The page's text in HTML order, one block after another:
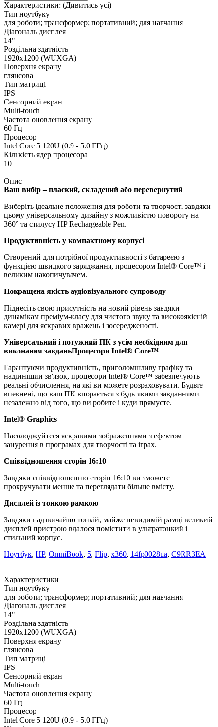
Характеристики: (Дивитись усі)
Тип ноутбуку
для роботи; трансформер; портативний; для навчання
Діагональ дисплея
14"
Роздільна здатність
1920x1200 (WUXGA)
Поверхня екрану
глянсова
Тип матриці
IPS
Сенсорний екран
Multi-touch
Частота оновлення екрану
60 Гц
Процесор
Intel Core 5 120U (0.9 - 5.0 ГГц)
Кількість ядер процесора
10
Опис
Ваш вибір – плаский, складений або перевернутий
Виберіть ідеальне положення для роботи та творчості завдяки
цьому універсальному дизайну з можливістю повороту на
360° та стилусу HP Rechargeable Pen.
Продуктивність у компактному корпусі
Створений для потрібної продуктивності з батареєю з
функцією швидкого заряджання, процесором Intel® Core™ і
великим накопичувачем.
Покращена якість аудіовізуального супроводу
Піднесіть свою присутність на новий рівень завдяки
динамікам преміум-класу для чистого звуку та високоякісній
камері для яскравих вражень і зосередженості.
Універсальний і потужний ПК з усім необхідним для
виконання завданьПроцесори Intel® Core™
Гарантуючи продуктивність, приголомшливу графіку та
надійніший зв'язок, процесори Intel® Core™ забезпечують
реальні обчислення, на які ви можете розраховувати. Будьте
впевнені, що ваш ПК впорається з будь-якими завданнями,
незалежно від того, що ви робите і куди прямуєте.
Intel® Graphics
Насолоджуйтеся яскравими зображеннями з ефектом
занурення в програмах для творчості та іграх.
Співвідношення сторін 16:10
Завдяки співвідношенню сторін 16:10 ви зможете
прокручувати менше та переглядати більше вмісту.
Дисплей із тонкою рамкою
Завдяки надзвичайно тонкій, майже невидимій рамці великий
дисплей пристрою вдалося помістити в ультратонкий і
стильний корпус.
Ноутбук, HP, OmniBook, 5, Flip, x360, 14fp0028ua, C9RR3EA
Характеристики
Тип ноутбуку
для роботи; трансформер; портативний; для навчання
Діагональ дисплея
14"
Роздільна здатність
1920x1200 (WUXGA)
Поверхня екрану
глянсова
Тип матриці
IPS
Сенсорний екран
Multi-touch
Частота оновлення екрану
60 Гц
Процесор
Intel Core 5 120U (0.9 - 5.0 ГГц)